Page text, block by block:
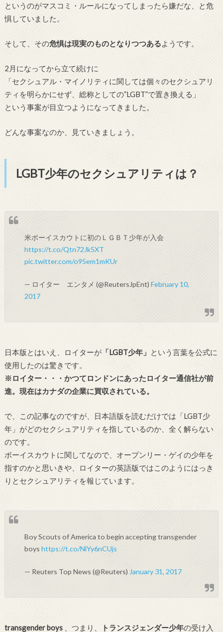
というのがマスコミ・ルールになってしまったら嫌だな、と危
惧していました。
そして、その危惧は現実のものとなりつつあるようです。
2月になってから立て続けに
「セクシュアル・マイノリティに関しては個々のセクシュアリ
ティを明らかにせず、総称としての”LGBT”で置き換える」
という事案が目立つようになってきました。
どんな事案なのか、見ていきましょう。
LGBT少年のセクシュアリティは？
米ボーイスカウトに初のＬＧＢＴ少年が入会
https://t.co/Qtn72Jk5XT
pic.twitter.com/o95em1mKUr
— ロイター エンタメ (@ReutersJpEnt)February 10,
2017
日本版とはいえ、ロイターが「LGBT少年」 という言葉を公式に
使用したのは驚きです。
※ロイター・・・かつてロンドンにあったロイター通信社が前
進。現在はカナダの企業に買収されている。
で、この記事なのですが、日本語版を読むだけでは「LGBT少
年」がどのセクシュアリティを指しているのか、全く解らない
のです。
ボーイスカウトに関してなので、オープンリー・ゲイの少年を
指すのかと思いきや、ロイターの英語版ではこのようにはっき
りとセクシュアリティを報じています。
Boy Scouts of America to begin accepting transgender
boyshttps://t.co/NlYy6nCUjs
— Reuters Top News (@Reuters)January 31, 2017
transgender boys、つまり、 トランスジェンダー少年の受け入